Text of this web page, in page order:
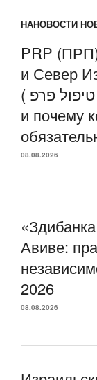
НАНОВОСТИ
PRP
и Север
( טיפול פרפ ): кому она может подойти
и почему
08.08.2026
Авиве:
2026
08.08.2026